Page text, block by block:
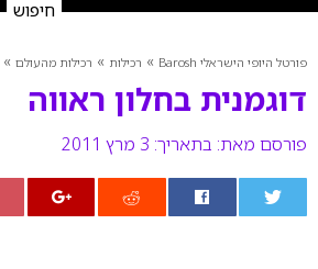
פורטל היופי הישראלי Barosh » רכילות » רכילות מהעולם »
דוגמנית בחלון ראווה
פורסם מאת: בתאריך: 3 מרץ 2011